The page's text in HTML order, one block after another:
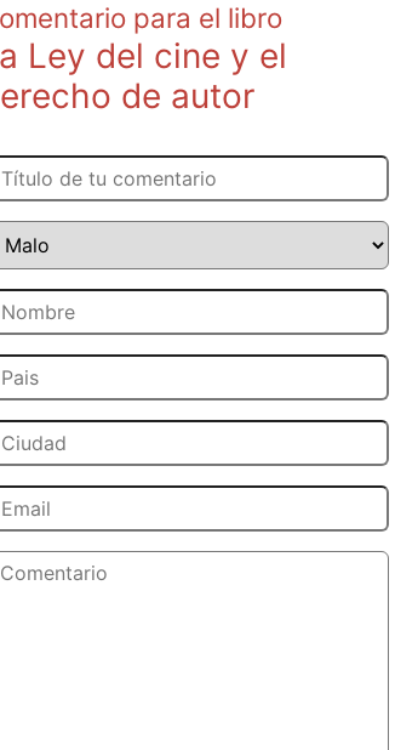
para el libro
Ley del cine y el
de autor